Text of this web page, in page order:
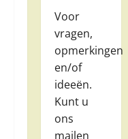
Voor
vragen,
opmerkingen
en/of
ideeën.
Kunt u
ons
mailen